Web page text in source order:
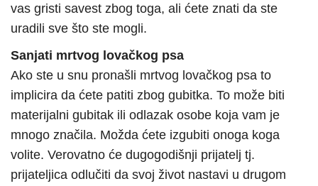
vas gristi savest zbog toga, ali ćete znati da ste
uradili sve što ste mogli.
Sanjati mrtvog lovačkog psa
Ako ste u snu pronašli mrtvog lovačkog psa to
implicira da ćete patiti zbog gubitka. To može biti
materijalni gubitak ili odlazak osobe koja vam je
mnogo značila. Možda ćete izgubiti onoga koga
volite. Verovatno će dugogodišnji prijatelj tj.
prijateljica odlučiti da svoj život nastavi u drugom